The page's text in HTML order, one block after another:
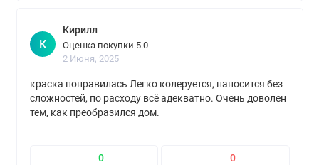
К
Кирилл
Оценка покупки 5.0
2 Июня, 2025
краска понравилась Легко колеруется, наносится без
сложностей, по расходу всё адекватно. Очень доволен
тем, как преобразился дом.
0 0